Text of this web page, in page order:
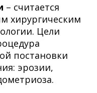
– считается
хирургическим
Цели
постановки
эрозии,